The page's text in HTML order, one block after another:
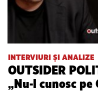
INTERVIURI ȘI ANALIZE
OUTSIDER
„Nu-l cunosc pe